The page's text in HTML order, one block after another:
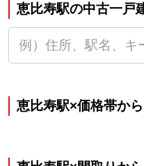
恵比寿駅の中古一戸
恵比寿駅×価格帯か